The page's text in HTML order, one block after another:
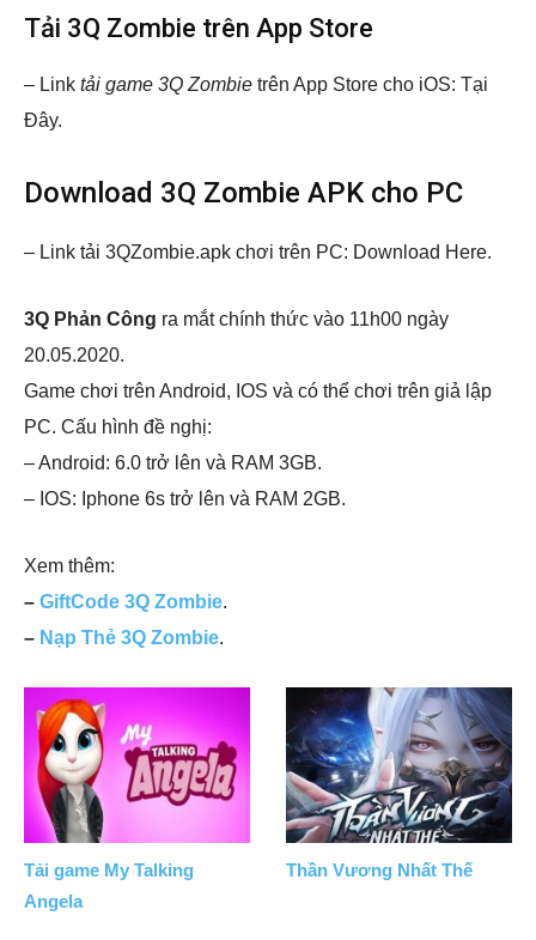
Tải 3Q Zombie trên App Store
– Link tải game 3Q Zombie trên App Store cho iOS: Tại
Đây.
Download 3Q Zombie APK cho PC
– Link tải 3QZombie.apk chơi trên PC: Download Here.
3Q Phản Công ra mắt chính thức vào 11h00 ngày
20.05.2020.
Game chơi trên Android, IOS và có thể chơi trên giả lập
PC. Cấu hình đề nghị:
– Android: 6.0 trở lên và RAM 3GB.
– IOS: Iphone 6s trở lên và RAM 2GB.
Xem thêm:
– GiftCode 3Q Zombie.
– Nạp Thẻ 3Q Zombie.
Tải game My Talking
Angela
Thần Vương Nhất Thế